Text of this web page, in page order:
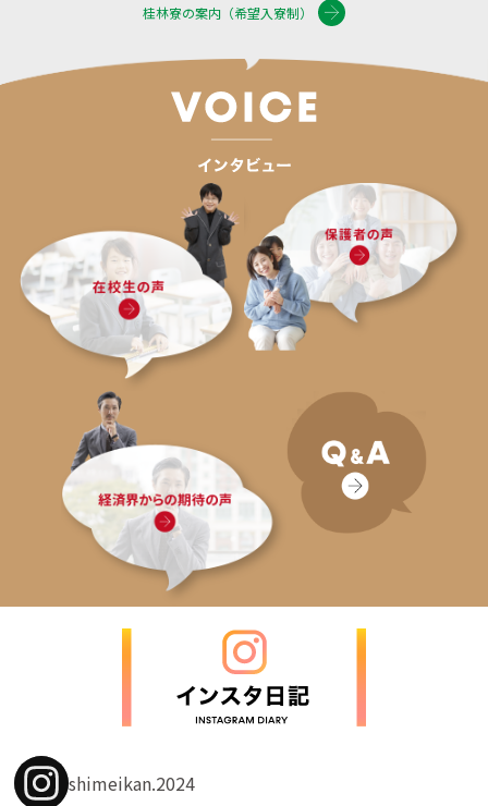
桂林寮の案内（希望入寮制）
shimeikan.2024